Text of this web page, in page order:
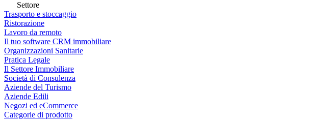
Settore
Trasporto e stoccaggio
Ristorazione
Lavoro da remoto
Il tuo software CRM immobiliare
Organizzazioni Sanitarie
Pratica Legale
Il Settore Immobiliare
Società di Consulenza
Aziende del Turismo
Aziende Edili
Negozi ed eCommerce
Categorie di prodotto